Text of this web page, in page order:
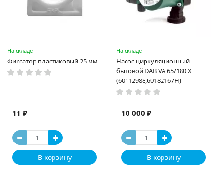
На складе
Фиксатор пластиковый 25 мм
11 ₽
В корзину
На складе
Насос циркуляционный
бытовой DAB VA 65/180 X
(60112988,60182167H)
10 000 ₽
В корзину